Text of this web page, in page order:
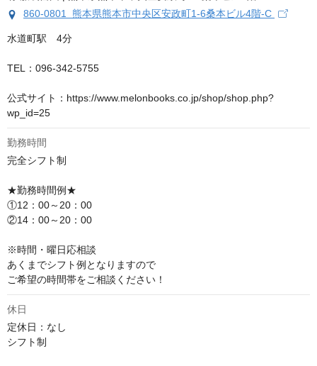
860-0801 熊本県熊本市中央区安政町1-6桑本ビル4階-C
水道町駅　4分
TEL：096-342-5755
公式サイト：https://www.melonbooks.co.jp/shop/shop.php?
wp_id=25
勤務時間
完全シフト制
★勤務時間例★
①12：00～20：00
②14：00～20：00
※時間・曜日応相談
あくまでシフト例となりますので
ご希望の時間帯をご相談ください！
休日
定休日：なし
シフト制